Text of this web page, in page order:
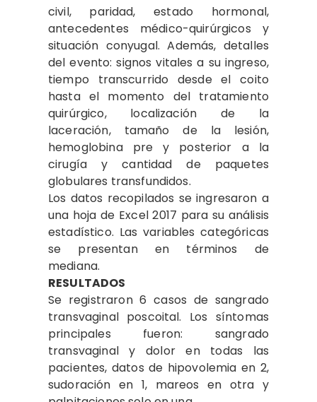
civil, paridad, estado hormonal,
antecedentes médico-quirúrgicos y
situación conyugal. Además, detalles
del evento: signos vitales a su ingreso,
tiempo transcurrido desde el coito
hasta el momento del tratamiento
quirúrgico, localización de la
laceración, tamaño de la lesión,
hemoglobina pre y posterior a la
cirugía y cantidad de paquetes
globulares transfundidos.
Los datos recopilados se ingresaron a
una hoja de Excel 2017 para su análisis
estadístico. Las variables categóricas
se presentan en términos de
mediana.
RESULTADOS
Se registraron 6 casos de sangrado
transvaginal poscoital. Los síntomas
principales fueron: sangrado
transvaginal y dolor en todas las
pacientes, datos de hipovolemia en 2,
sudoración en 1, mareos en otra y